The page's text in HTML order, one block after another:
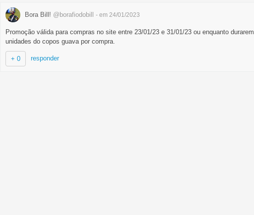
Bora Bill! @borafiodobill - em 24/01/2023
Promoção válida para compras no site entre 23/01/23 e 31/01/23 ou enquanto
unidades do copos guava por compra.
+ 0 responder